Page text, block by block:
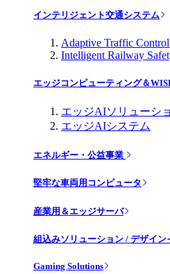
インテリジェント交通システム
Adaptive Traffic Control
Intelligent Railway
エッジコンピューティング＆
エッジAIソリューシ
エッジAIシステム
エネルギー・公益事業
堅牢な車両用コンピュータ
産業用＆エッジサーバ
組込みソリューション / デザイン
Gaming Solutions